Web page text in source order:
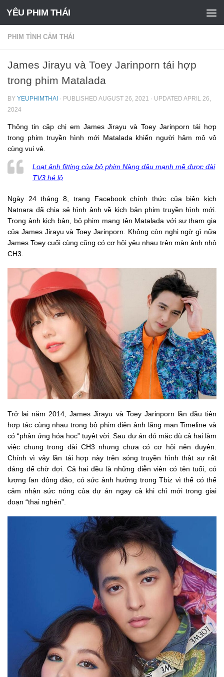
Skip to content
YÊU PHIM THÁI
PHIM TÌNH CẢM THÁI
James Jirayu và Toey Jarinporn tái hợp
trong phim Matalada
BY YEUPHIMTHAI · PUBLISHED AUGUST 26, 2021 · UPDATED APRIL 26,
2024
Thông tin cặp chị em James Jirayu và Toey Jarinporn tái hợp
trong phim truyền hình mới Matalada khiến người hâm mô vô
cùng vui vẻ.
Loạt ảnh fitting của bộ phim Nàng dâu mạnh mẽ được đài
TV3 hé lộ
Ngày 24 tháng 8, trang Facebook chính thức của biên kịch
Natnara đã chia sẻ hình ảnh về kịch bản phim truyền hình mới.
Trong ảnh kịch bản, bộ phim mang tên Matalada với sự tham gia
của James Jirayu và Toey Jarinporn. Không còn nghi ngờ gì nữa
James Toey cuối cùng cũng có cơ hội yêu nhau trên màn ảnh nhỏ
CH3.
Trở lại năm 2014, James Jirayu và Toey Jarinporn lần đầu tiên
hợp tác cùng nhau trong bộ phim điện ảnh lãng mạn Timeline và
có “phản ứng hóa học” tuyệt vời. Sau dự án đó mặc dù cả hai làm
việc chung trong đài CH3 nhưng chưa có cơ hội nên duyên.
Chính vì vậy lần tái hợp này trên sóng truyền hình thật sự rất
đáng để chờ đợi. Cả hai đều là những diễn viên có tên tuổi, có
lượng fan đông đảo, có sức ảnh hưởng trong Tbiz vì thế có thể
cảm nhận sức nóng của dự án ngay cả khi chỉ mới trong giai
đoạn “thai nghén”.